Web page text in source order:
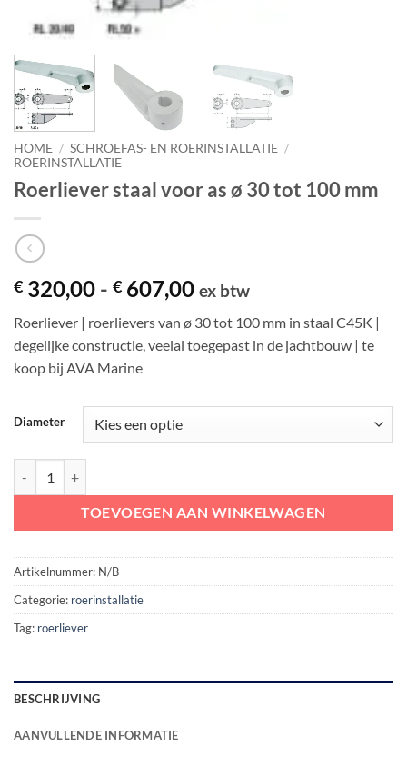
HOME / SCHROEFAS- EN ROERINSTALLATIE /
ROERINSTALLATIE
Roerliever staal voor as ø 30 tot 100 mm
€ 320,00 - € 607,00Prijsklasse:
tot
€ 607,00
ex btw
Roerliever | roerlievers van ø 30 tot 100 mm in staal C45K |
degelijke constructie, veelal toegepast in de jachtbouw | te
koop bij AVA Marine
Diameter
TOEVOEGEN AAN WINKELWAGEN
Artikelnummer: N/B
Categorie: roerinstallatie
Tag: roerliever
BESCHRIJVING
AANVULLENDE INFORMATIE